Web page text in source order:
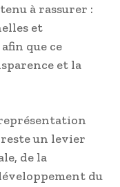
à rassurer :
et
que ce
et la
un levier
de la
du